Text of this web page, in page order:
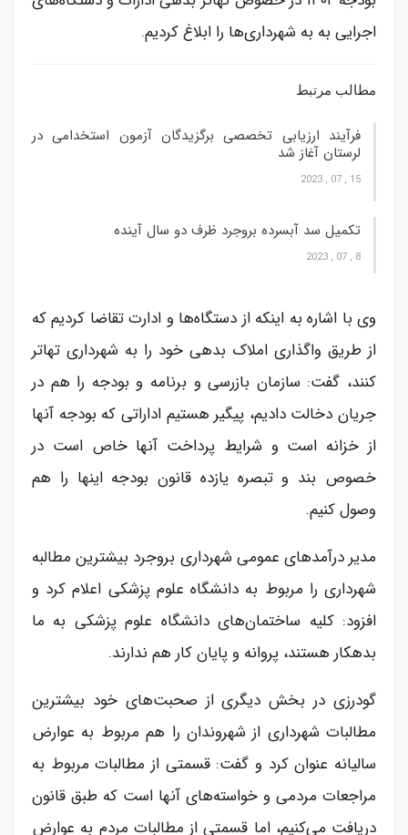
اجرایی به به شهرداری‌ها را ابلاغ کردیم.
مطالب مرتبط
فرآیند ارزیابی تخصصی برگزیدگان آزمون استخدامی در
لرستان آغاز شد
15 , 07 , 2023
تکمیل سد آبسرده بروجرد ظرف دو سال آینده
8 , 07 , 2023
وی با اشاره به اینکه از دستگاه‌ها و ادارت تقاضا کردیم که
از طریق واگذاری املاک بدهی خود را به شهرداری تهاتر
کنند، گفت: سازمان بازرسی و برنامه و بودجه را هم در
جریان دخالت دادیم، پیگیر هستیم اداراتی که بودجه آنها
از خزانه است و شرایط پرداخت آنها خاص است در
خصوص بند و تبصره یازده قانون بودجه اینها را هم
وصول کنیم.
مدیر درآمدهای عمومی شهرداری بروجرد بیشترین مطالبه
شهرداری را مربوط به دانشگاه علوم پزشکی اعلام کرد و
افزود: کلیه ساختمان‌های دانشگاه علوم پزشکی به ما
بدهکار هستند، پروانه و پایان کار هم ندارند.
گودرزی در بخش دیگری از صحبت‌های خود بیشترین
مطالبات شهرداری از شهروندان را هم مربوط به عوارض
سالیانه عنوان کرد و گفت: قسمتی از مطالبات مربوط به
مراجعات مردمی و خواسته‌های آنها است که طبق قانون
دریافت می‌کنیم، اما قسمتی از مطالبات مردم به عوارض